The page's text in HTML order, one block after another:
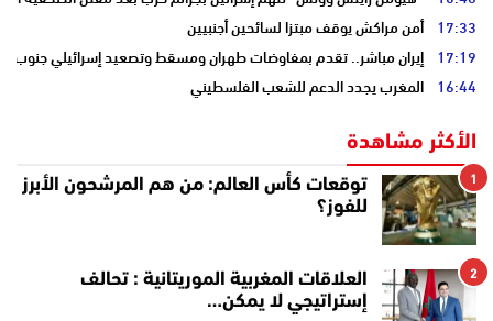
17:33 أمن مراكش يوقف مبتزا لسائحين أجنبيين
17:19 إيران مباشر.. تقدم بمفاوضات طهران ومسقط وتصعيد إسرائيلي جنوب
16:44 المغرب يجدد الدعم للشعب الفلسطيني
الأكثر مشاهدة
1
توقعات كأس العالم: من هم المرشحون الأبرز
للفوز؟
2
العلاقات المغربية الموريتانية : تحالف
إستراتيجي لا يمكن…